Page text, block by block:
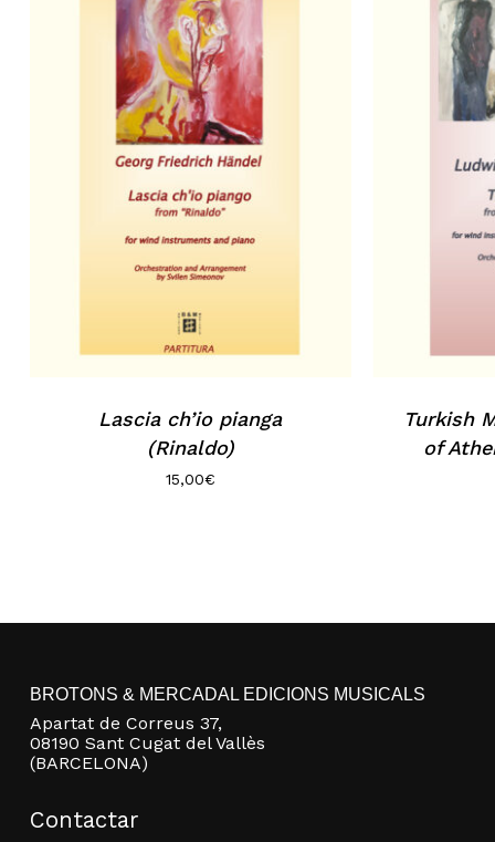
Lascia ch’io pianga
(Rinaldo)
15,00€
Turkish
of
BROTONS & MERCADAL EDICIONS MUSICALS
Apartat de Correus 37,
08190 Sant Cugat del Vallès
(BARCELONA)
Contactar